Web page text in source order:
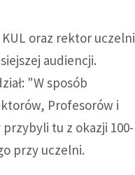
oraz rektor uczelni
audiencji.
"W sposób
Profesorów i
tu z okazji 100-
przy uczelni.